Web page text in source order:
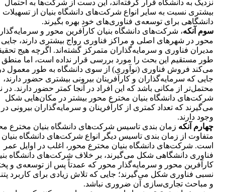
نزدیک به دانشگاه قرار گرفته‌اند، این دست از شرکت‌ها به احتمال
بیشتری نسبت به سایر انواع شرکت‌های دانشگاه بنیان از تسهیلات
دانشگاهی برای توسعه‌ی فناوری‌های خود بهره بگیرند.
سوم آنکه، شرکت‌های دانشگاه بنیان کارآفرین محور و سرمایه‌گذار
محور در شهرهای اصلی و مراکز فناوری رواج بیشتری دارند،
مدیران فناوری و سرمایه‌گذاران متمرکز گشته‌اند. اگرچه هیج
طور مستقیم این بحث را مورد بررسی قرار نداده است، اما
می‌کند فروش فناوری (نوآوری) از سوی دانشگاه به طور معمول
جایی که سرمایه‌گذاران و کارآفرینان بیرونی بیشتری حضور دارند،
محتمل‌تر از مکانی باشد که این افراد در آنجا کمتر حضور دارند. در
شرکت‌های دانشگاه بنیان مخترع محور بیشتر در مکان‌هایی شکل
می‌گیرند که تعداد کمتری از کارآفرینان و سرمایه‌گذاران بیرونی در
وجود دارند.
چهارم آنکه زمان بندی تاسیس شرکت‌های دانشگاه بنیان مخترع
متفاوت از زمان بندی تاسیس دیگر انواع شرکت‌های دانشگاه بنیان
است. شرکت‌های دانشگاه بنیان مخترع محور، اغلب در اوایل عمر
فناوری دانشگاهی شکل می‌گیرند، بر خلاف شرکت‌های دانشگاه
کارآفرین محور و سرمایه‌گذار محور که عمدتاً پس از توسعه‌ی و
نسبی فناوری شکل می‌گیرند؛ جایی که تلاش زیادی برای کاربرد
و مباحث تجاری‌سازی آن ضروری نباشد.